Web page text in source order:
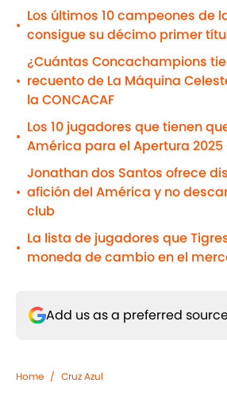
•
Los últimos 10 campeones de
consigue su décimo primer
•
¿Cuántas Concachampions
recuento de La Máquina
la CONCACAF
•
Los 10 jugadores que tienen
América para el Apertura
•
Jonathan dos Santos ofrece
afición del América y no
club
•
La lista de jugadores que
moneda de cambio en el
Add us as a preferred
Home / Cruz Azul